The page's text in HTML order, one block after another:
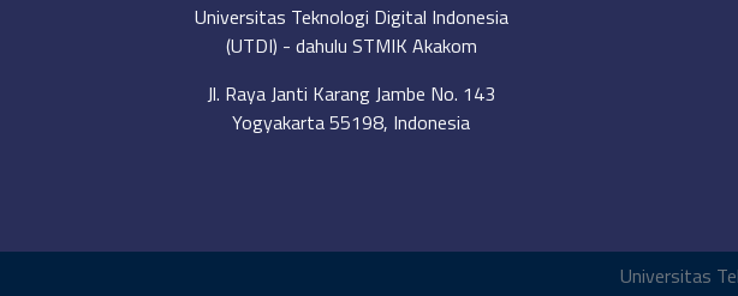
Universitas Teknologi Digital Indonesia
(UTDI) - dahulu STMIK Akakom
Jl. Raya Janti Karang Jambe No. 143
Yogyakarta 55198, Indonesia
Universitas